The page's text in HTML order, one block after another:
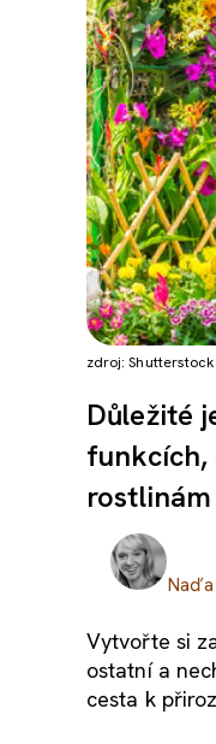
zdroj: Shutterstock
Důležité
rostlinám
Vytvořte si
ostatní a
cesta k